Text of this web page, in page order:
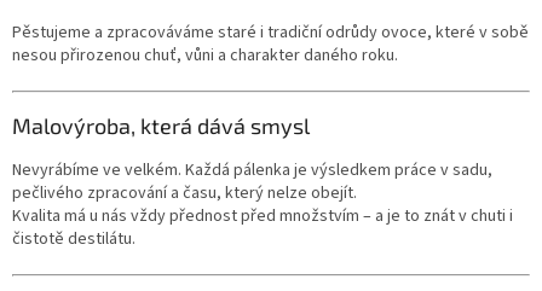
Pěstujeme a zpracováváme staré i tradiční odrůdy ovoce, které v sobě
nesou přirozenou chuť, vůni a charakter daného roku.
Malovýroba, která dává smysl
Nevyrábíme ve velkém. Každá pálenka je výsledkem práce v sadu,
pečlivého zpracování a času, který nelze obejít.
Kvalita má u nás vždy přednost před množstvím – a je to znát v chuti i
čistotě destilátu.